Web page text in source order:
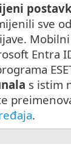
sve
Entra
s istim
.